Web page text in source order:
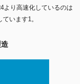
より高速化しているのは
います1。